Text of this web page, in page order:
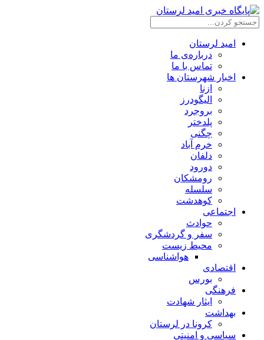
امید لرستان
درباره‌ی ما
تماس با ما
اخبار شهرستان ها
ازنا
الیگودرز
بروجرد
پلدختر
چگنی
خرم آباد
دلفان
دورود
رومشکان
سلسله
کوهدشت
اجتماعی
حوادث
سفر و گردشگری
محیط زیست
هواشناسی
اقتصادی
بورس
فرهنگی
ایثار شهادت
بهداشت
کرونا در لرستان
سیاسی و امنیتی